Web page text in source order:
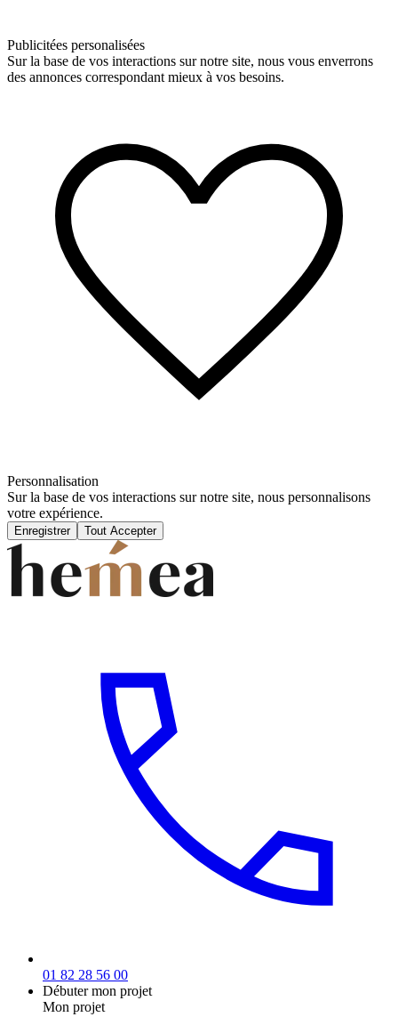
Publicitées personalisées
Sur la base de vos interactions sur notre site, nous vous enverrons
des annonces correspondant mieux à vos besoins.
Personnalisation
Sur la base de vos interactions sur notre site, nous personnalisons
votre expérience.
Enregistrer Tout Accepter
01 82 28 56 00
Débuter mon projet
Mon projet